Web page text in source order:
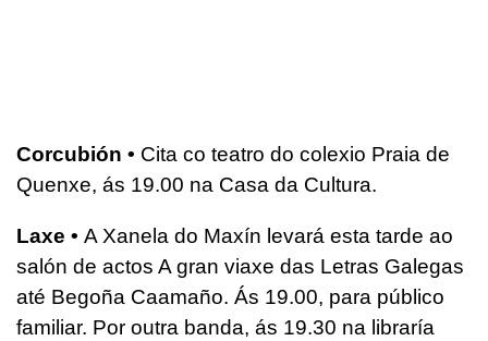
Corcubión • Cita co teatro do colexio Praia de
Quenxe, ás 19.00 na Casa da Cultura.
Laxe • A Xanela do Maxín levará esta tarde ao
salón de actos A gran viaxe das Letras Galegas
até Begoña Caamaño. Ás 19.00, para público
familiar. Por outra banda, ás 19.30 na libraría